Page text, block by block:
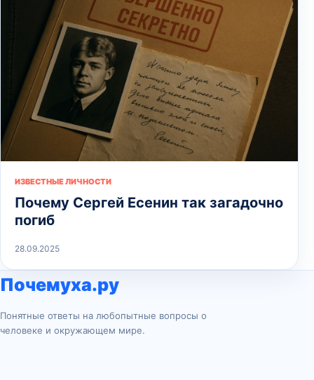
ИЗВЕСТНЫЕ ЛИЧНОСТИ
Почему Сергей Есенин так загадочно
погиб
28.09.2025
Почемуха.ру
Понятные ответы на любопытные вопросы о
человеке и окружающем мире.